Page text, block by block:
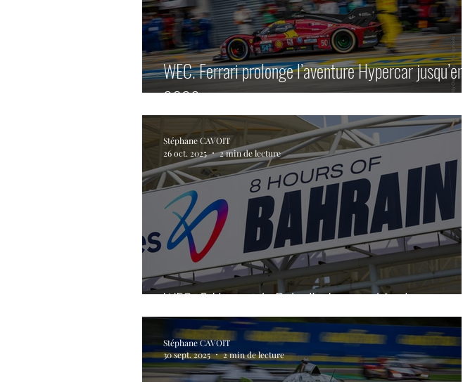
WEC. Ferrari prolonge l’aventure Hypercar jusqu’en
2029
WEC. 8 Heures de Bahreïn. Le grand final.
Stéphane CAVOIT
26 oct. 2025
2 min de lecture
Stéphane CAVOIT
30 sept. 2025
2 min de lecture